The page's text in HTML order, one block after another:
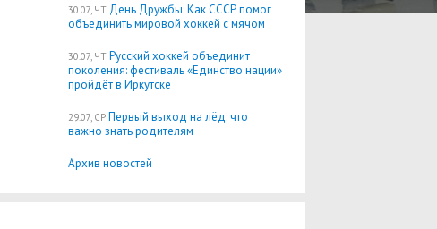
30.07, ЧТ День Дружбы: Как СССР помог
объединить мировой хоккей с мячом
30.07, ЧТ Русский хоккей объединит
поколения: фестиваль «Единство нации»
пройдёт в Иркутске
29.07, СР Первый выход на лёд: что
важно знать родителям
Архив новостей